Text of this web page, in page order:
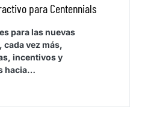
para Centennials
para las nuevas
vez más,
incentivos y
hacia…